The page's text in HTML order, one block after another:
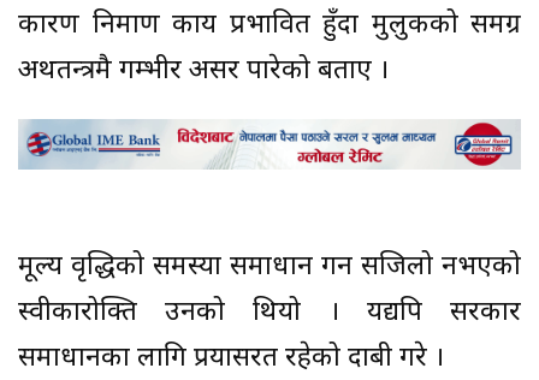
कारण निर्माण कार्य प्रभावित हुँदा मुलुकको समग्र
अर्थतन्त्रमै गम्भीर असर पारेको बताए ।
मूल्य वृद्धिको समस्या समाधान गर्न सजिलो नभएको
स्वीकारोक्ति उनको थियो । यद्यपि सरकार
समाधानका लागि प्रयासरत रहेको दाबी गरे ।